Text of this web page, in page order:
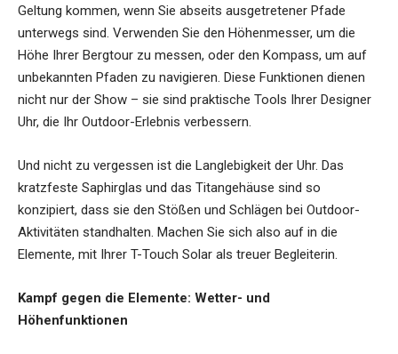
Geltung kommen, wenn Sie abseits ausgetretener Pfade
unterwegs sind. Verwenden Sie den Höhenmesser, um die
Höhe Ihrer Bergtour zu messen, oder den Kompass, um auf
unbekannten Pfaden zu navigieren. Diese Funktionen dienen
nicht nur der Show – sie sind praktische Tools Ihrer Designer
Uhr, die Ihr Outdoor-Erlebnis verbessern.
Und nicht zu vergessen ist die Langlebigkeit der Uhr. Das
kratzfeste Saphirglas und das Titangehäuse sind so
konzipiert, dass sie den Stößen und Schlägen bei Outdoor-
Aktivitäten standhalten. Machen Sie sich also auf in die
Elemente, mit Ihrer T-Touch Solar als treuer Begleiterin.
Kampf gegen die Elemente: Wetter- und
Höhenfunktionen